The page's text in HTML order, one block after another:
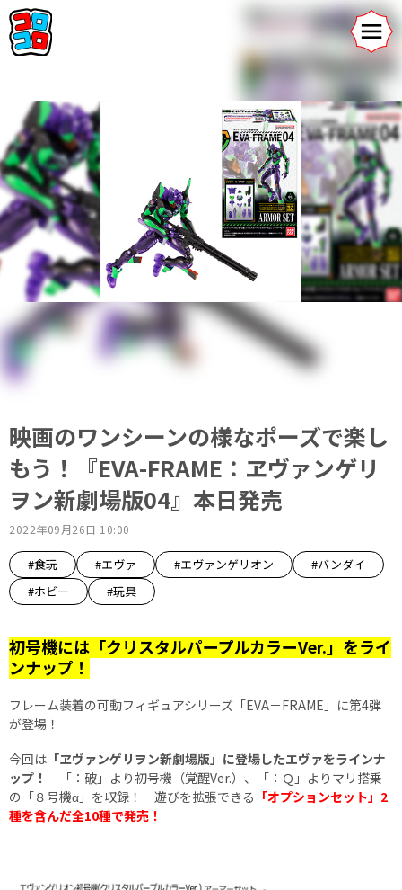
映画のワンシーンの様なポーズで楽し
もう！『EVA-FRAME：ヱヴァンゲリ
ヲン新劇場版04』本日発売
2022年09月26日 10:00
#食玩 #エヴァ #エヴァンゲリオン
#バンダイ
#ホビー
#玩具
初号機には「クリスタルパープルカラーVer.」をライ
ンナップ！
フレーム装着の可動フィギュアシリーズ「EVA－FRAME」に第4弾
が登場！
今回は 「ヱヴァンゲリヲン新劇場版」に登場したエヴァをラインナ
ップ！
「：破」より初号機（覚醒Ver.）、「：Ｑ」よりマリ搭乗
の「８号機α」を収録！ 遊びを拡張できる 「オプションセット」2
種を含んだ全10種で発売！